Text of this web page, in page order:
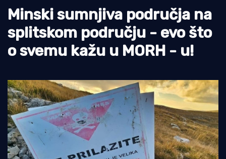
Pomorstvo
Ribolov
Ekologija
Minski sumnjiva područja na
splitskom području - evo što
o svemu kažu u MORH - u!